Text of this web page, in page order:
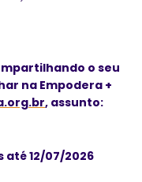
o seu
na Empodera +
, assunto:
12/07/2026